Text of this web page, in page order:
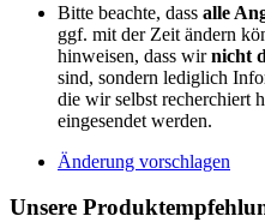
Bitte beachte, dass alle
ggf. mit der Zeit ändern
hinweisen, dass wirnicht
sind, sondern lediglich
die wir selbst recherchiert
eingesendet werden.
Änderung vorschlagen
Unsere